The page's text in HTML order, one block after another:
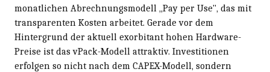
monatlichen Abrechnungsmodell „Pay per Use", das mit
transparenten Kosten arbeitet. Gerade vor dem
Hintergrund der aktuell exorbitant hohen Hardware-
Preise ist das vPack-Modell attraktiv. Investitionen
erfolgen so nicht nach dem CAPEX-Modell, sondern